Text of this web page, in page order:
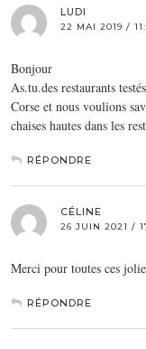
LUDI
22 MAI 2019 /
Bonjour
As.tu.des restaurants
Corse et nous voulions
chaises hautes dans les
RÉPONDRE
CÉLINE
26 JUIN 2021 /
Merci pour toutes ces
RÉPONDRE